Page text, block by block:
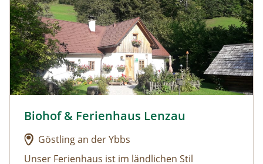
Urlaub am Bauernhof: Biohof & Ferienhaus Lenzau
Biohof & Ferienhaus Lenzau
Göstling an der Ybbs
Unser Ferienhaus ist im ländlichen Stil